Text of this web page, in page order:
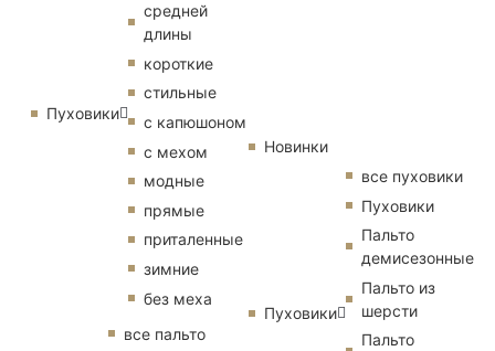
Пуховики
средней
длины
короткие
стильные
с капюшоном
с мехом
модные
прямые
приталенные
зимние
без меха
все пальто
Новинки
Пуховики
все пуховики
Пуховики
Пальто
демисезонные
Пальто из
шерсти
Пальто